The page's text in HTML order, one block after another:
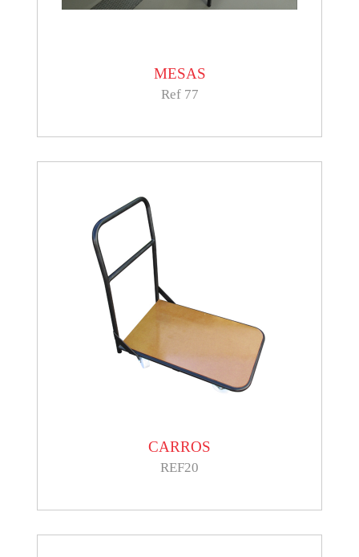
MESAS
Ref 77
CARROS
REF20